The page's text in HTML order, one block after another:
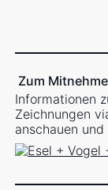
Zum
Informationen
Zeichnungen
anschauen